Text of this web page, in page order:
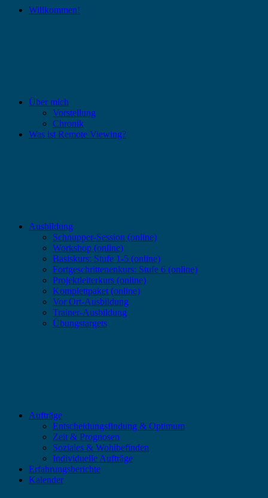
Willkommen!
Über mich
Vorstellung
Chronik
Was ist Remote Viewing?
Ausbildung
Schnupper-Session (online)
Workshop (online)
Basiskurs: Stufe 1-5 (online)
Fortgeschrittenenkurs: Stufe 6 (online)
Projektleiterkurs (online)
Komplettpaket (online)
Vor Ort-Ausbildung
Trainer-Ausbildung
Übungstargets
Aufträge
Entscheidungsfindung & Optimum
Zeit & Prognosen
Soziales & Wohlbefinden
Individuelle Aufträge
Erfahrungsberichte
Kalender